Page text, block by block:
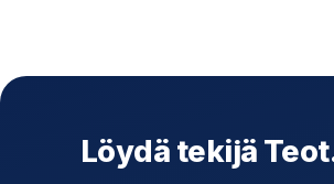
Löydä tekijä